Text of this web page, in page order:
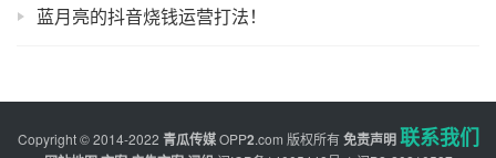
蓝月亮的抖音烧钱运营打法！
Copyright © 2014-2022 青瓜传媒 OPP2.com 版权所有免责声明联系我们